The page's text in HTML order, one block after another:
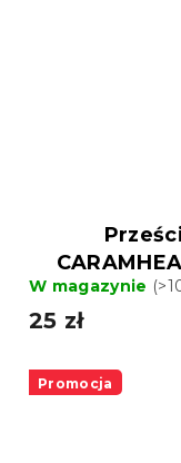
W magazynie
25 zł
Promocja